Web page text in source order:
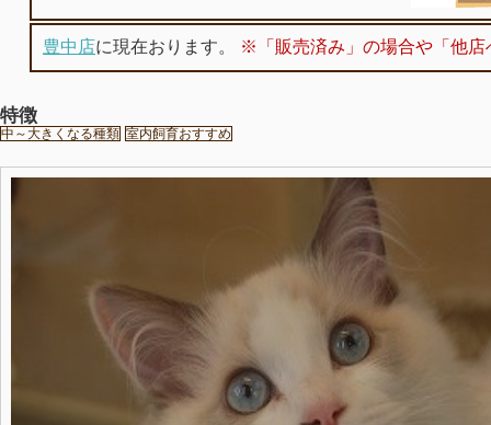
豊中店に現在おります。 ※「販売済み」の場合や「他店
特徴
中～大きくなる種類 室内飼育おすすめ